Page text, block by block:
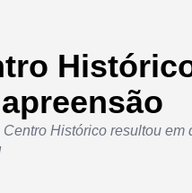
Histórico resultou